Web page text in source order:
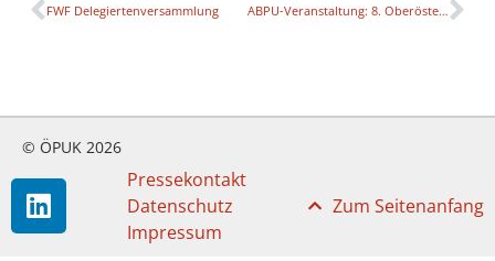
FWF Delegiertenversammlung ABPU-Veranstaltung: 8. Oberösterreichischer Hackbrett-Tag in Kooperation mit dem Oö. Landesmusikschulwerk
© ÖPUK 2026
Pressekontakt
Datenschutz
Impressum
Zum Seitenanfang